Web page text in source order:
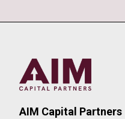
AIM Capital Partners